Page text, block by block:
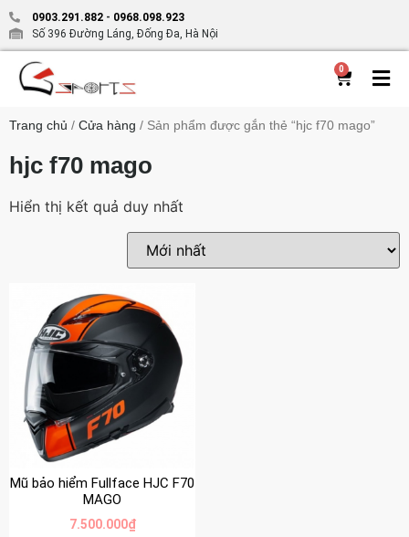
0903.291.882 - 0968.098.923
Số 396 Đường Láng, Đống Đa, Hà Nội
0
Trang chủ / Cửa hàng / Sản phẩm được gắn thẻ “hjc f70 mago”
hjc f70 mago
Hiển thị kết quả duy nhất
Mũ bảo hiểm Fullface HJC F70
MAGO
7.500.000₫